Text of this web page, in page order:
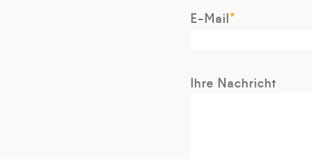
E-Mail*
Ihre Nachricht